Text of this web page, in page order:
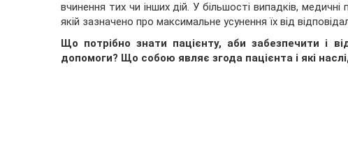
вчинення тих чи інших дій. У більшості випадків,
якій зазначено про максимальне усунення їх від
Що потрібно знати пацієнту, аби забезпечити і
допомоги? Що собою являє згода пацієнта і які